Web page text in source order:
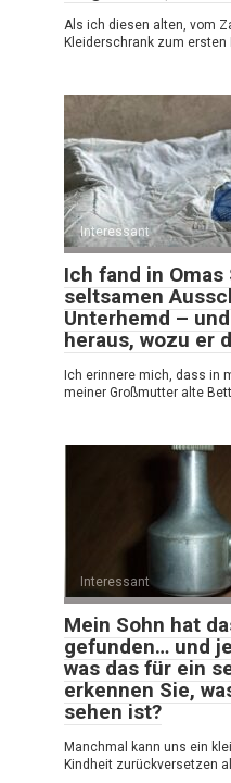
Als ich diesen alten, vom
Kleiderschrank zum ersten
Interessant
Ich fand in
seltsamen
Unterhemd –
heraus, wozu er
Ich erinnere mich, dass in
meiner Großmutter alte
Interessant
Mein Sohn hat
gefunden… und
was das für ein
erkennen Sie,
sehen ist?
Manchmal kann uns ein
Kindheit zurückversetzen